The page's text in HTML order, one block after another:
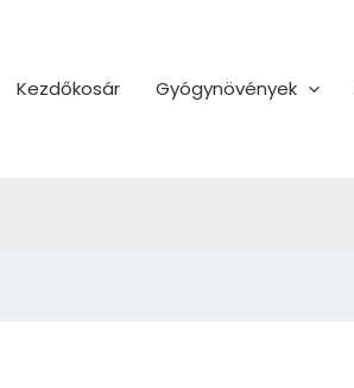
Kezdőkosár Gyógynövények